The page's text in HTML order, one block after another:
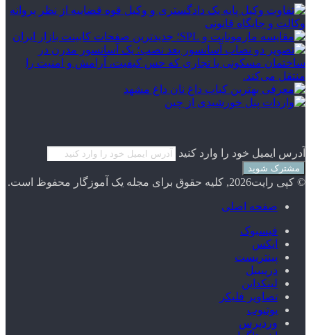
آدرس ایمیل خود را وارد کنید
© کپی رایت2026, کلیه حقوق برای مجله یک آموزگار محفوظ است.
صفحه اصلی
فیسبوک
ایکس
پینتریست
دریبببل
لینکداین
تصاویر فلیکر
یوتیوب
وردپرس